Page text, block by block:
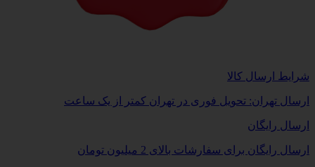
شرایط ارسال کالا
ارسال تهران: تحویل فوری در تهران کمتر از یک ساعت
ارسال رایگان
ارسال رایگان برای سفارشات بالای 2 میلیون تومان